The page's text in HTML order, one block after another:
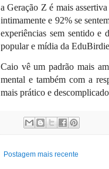
a Geração Z é mais
intimamente e 92% se
experiências sem sentido e
popular e mídia da
Caio vê um padrão mais
mental e também com a
mais prático e
Postagem mais recente